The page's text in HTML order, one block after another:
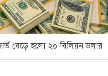
বেড়ে হলো ২০ বিলিয়ন ডলার